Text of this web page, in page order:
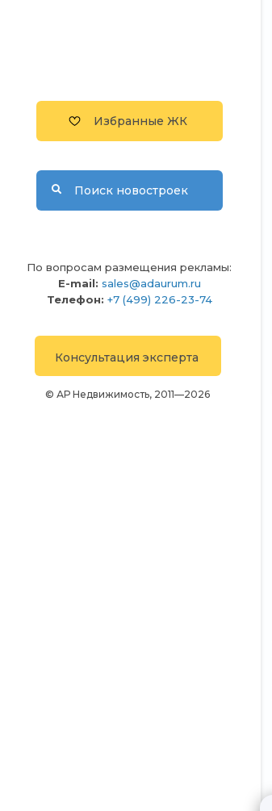
Избранные ЖК
Поиск новостроек
По вопросам размещения рекламы:
E-mail: sales@adaurum.ru
Телефон: +7 (499) 226-23-74
Консультация эксперта
© АР Недвижимость, 2011—2026